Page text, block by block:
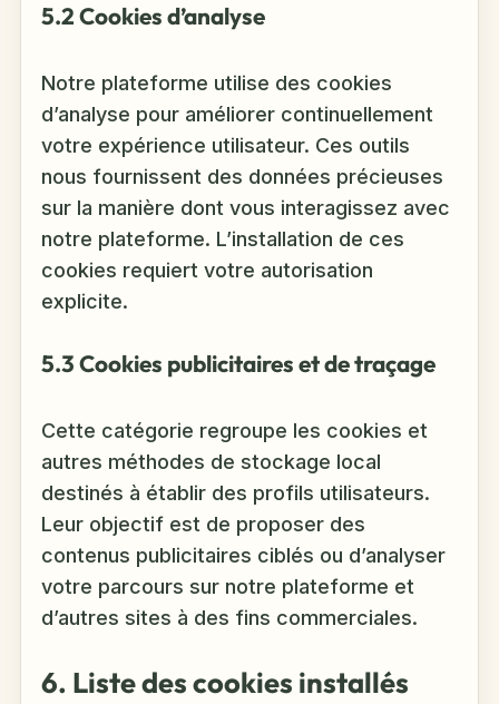
5.2 Cookies d’analyse
Notre plateforme utilise des cookies
d’analyse pour améliorer continuellement
votre expérience utilisateur. Ces outils
nous fournissent des données précieuses
sur la manière dont vous interagissez avec
notre plateforme. L’installation de ces
cookies requiert votre autorisation
explicite.
5.3 Cookies publicitaires et de traçage
Cette catégorie regroupe les cookies et
autres méthodes de stockage local
destinés à établir des profils utilisateurs.
Leur objectif est de proposer des
contenus publicitaires ciblés ou d’analyser
votre parcours sur notre plateforme et
d’autres sites à des fins commerciales.
6. Liste des cookies installés